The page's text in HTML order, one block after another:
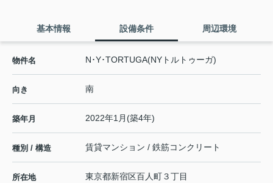
基本情報 設備条件 周辺環境
物件名 N･Y･TORTUGA(NYトルトゥーガ)
向き 南
築年月 2022年1月(築4年)
種別 / 構造 賃貸マンション / 鉄筋コンクリート
所在地 東京都新宿区百人町３丁目